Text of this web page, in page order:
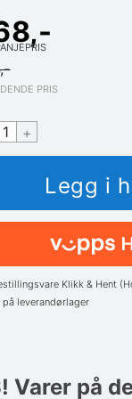
PRIS
+
Klikk & Hent
på leverandørlager
Varer på